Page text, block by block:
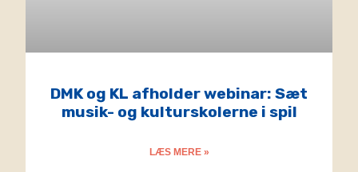
DMK og KL afholder webinar: Sæt
musik- og kulturskolerne i spil
LÆS MERE »